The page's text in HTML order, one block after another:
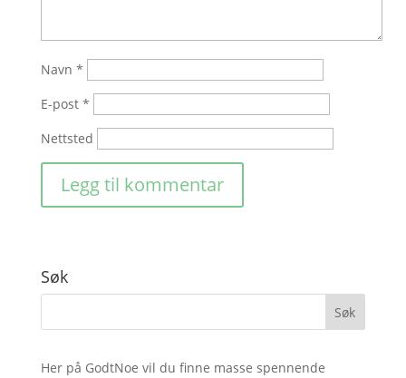
Navn *
E-post *
Nettsted
Søk
Her på GodtNoe vil du finne masse spennende